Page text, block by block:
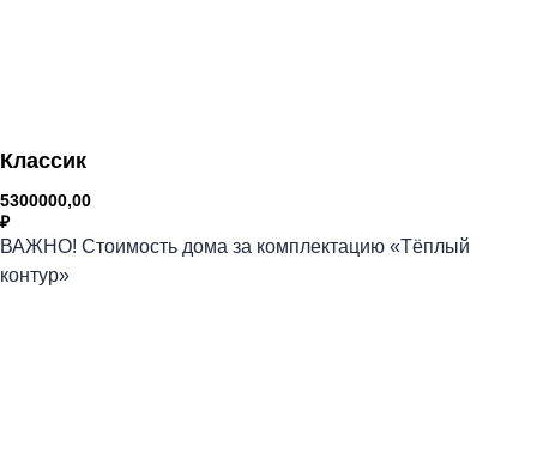
Класcик
5300000,00
₽
ВАЖНО! Стоимость дома за комплектацию «Тёплый
контур»